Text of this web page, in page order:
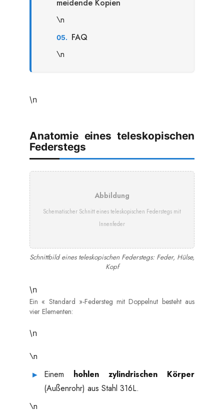
meidende Kopien
\n
FAQ
\n
\n
Anatomie eines teleskopischen
Federstegs
Abbildung
Schematischer Schnitt eines teleskopischen Federstegs mit
Innenfeder
Schnittbild eines teleskopischen Federstegs: Feder, Hülse,
Kopf
\n
Ein « Standard »-Federsteg mit Doppelnut besteht aus
vier Elementen:
\n
\n
Einem hohlen zylindrischen Körper
(Außenrohr) aus Stahl 316L.
\n